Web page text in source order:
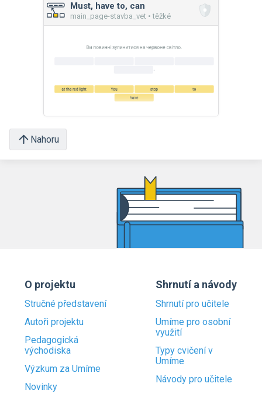
Must, have to, can
main_page-stavba_vet • těžké
Nahoru
O projektu
Stručné představení
Autoři projektu
Pedagogická
východiska
Výzkum za Umíme
Novinky
Shrnutí a návody
Shrnutí pro učitele
Umíme pro osobní
využití
Typy cvičení v
Umíme
Návody pro učitele